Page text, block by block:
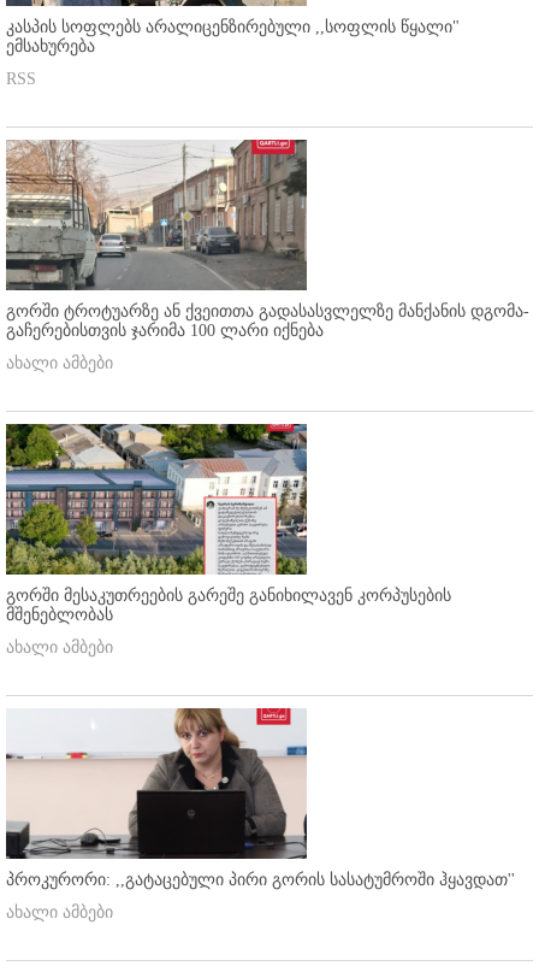
კასპის სოფლებს არალიცენზირებული ,,სოფლის წყალი"
ემსახურება
RSS
გორში ტროტუარზე ან ქვეითთა გადასასვლელზე მანქანის დგომა-
გაჩერებისთვის ჯარიმა 100 ლარი იქნება
ახალი ამბები
გორში მესაკუთრეების გარეშე განიხილავენ კორპუსების
მშენებლობას
ახალი ამბები
პროკურორი: ,,გატაცებული პირი გორის სასატუმროში ჰყავდათ''
ახალი ამბები